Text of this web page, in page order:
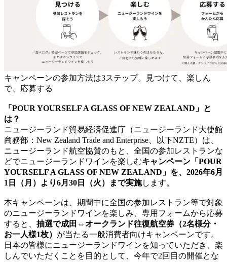
キャンペーンの参加方法は3ステップ。見つけて、楽しん
で、応募する
「POUR YOURSELF A GLASS OF NEW ZEALAND」と
は？
ニュージーランド貿易経済促進庁（ニュージーランド大使館
商務部：New Zealand Trade and Enterprise、以下NZTE）は、
ニュージーランド航空協賛のもと、全国の参加レストランな
どでニュージーランドワインを楽しむキャンペーン「POUR
YOURSELF A GLASS OF NEW ZEALAND」を、2026年6月
1日（月）より6月30日（火）まで実施します。
本キャンペーンは、期間中に全国の参加レストラン等で対象
のニュージーランドワインを楽しみ、専用フォームから応募
すると、 抽選で成田⇔オークランド往復航空券（2名様分・
お一人様1枚） が当たる一般消費者向けキャンペーンです。
日本の皆様にニュージーランドワインを知っていただき、楽
しんでいただくことを目的として、今年で2回目の開催とな